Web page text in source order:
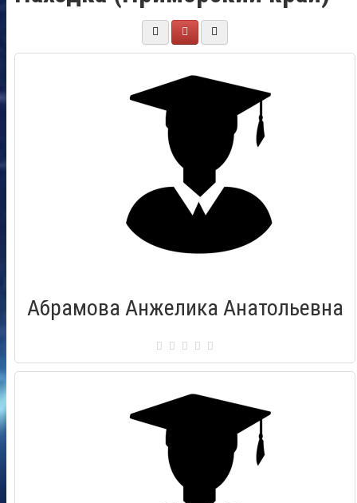
Абрамова Анжелика Анатольевна
Сертификат: 0063521
Город: Находка (Приморский край)